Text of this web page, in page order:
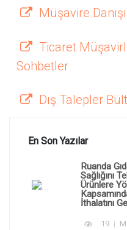
Müşavire
Ticaret
Sohbetler
Dış Talepler
En Son Yazılar
Ruanda
Sağlığını
Ürünlere
İthalatını
19